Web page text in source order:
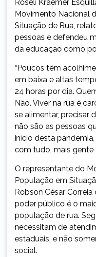
Roseli Kraemer
Movimento Nacional
Situação de Rua,
pessoas e defendeu
da educação como
“Poucos têm
em baixa e altas
24 horas por dia.
Não. Viver na rua é
se alimentar, precisar
não são as pessoas
início desta
com tudo, mais gente
O representante do
População em
Robson César
poder público é o
população de rua.
necessitam de
estaduais, e não
social.